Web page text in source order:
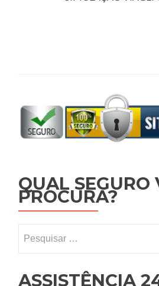
QUAL SEGURO
PROCURA?
ASSISTÊNCIA